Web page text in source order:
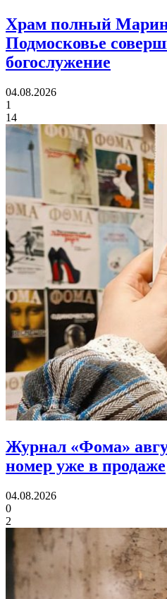
Храм полный
Подмосковье
богослужение
04.08.2026
1
14
Журнал «Фома»
номер уже в продаже
04.08.2026
0
2